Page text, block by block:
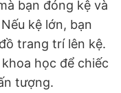
bạn đóng kệ và
kệ lớn, bạn
trang trí lên kệ.
học để chiếc
tượng.